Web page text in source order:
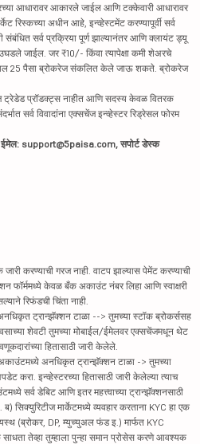
आधारावर आकारले जाईल आणि टक्केवारी आधारावर
रिस्कच्या अधीन आहे, इन्व्हेस्टमेंट करण्यापूर्वी सर्व
सर्व प्रक्रिया पूर्ण झाल्यानंतर आणि क्लायंट ड्यू
जाईल. जर ₹10/- किंवा त्यापेक्षा कमी शेअरचे
25 पैसा ब्रोकरेज संकलित केले जाऊ शकते. ब्रोकरेज
प्रॉडक्ट्स नाहीत आणि सदस्य केवळ वितरक
सर्व विवादांना एक्सचेंज इन्व्हेस्टर रिड्रेसल फोरम
ईमेल: support@5paisa.com, सपोर्ट डेस्क
करण्याची गरज नाही. वाटप झाल्यास पेमेंट करण्याची
फॉर्ममध्ये केवळ बँक अकाउंट नंबर लिहा आणि स्वाक्षरी
रिफंडची चिंता नाही.
ट्रान्झॅक्शन टाळा --> तुमच्या स्टॉक ब्रोकर्ससह
शेवटी तुमच्या मोबाईल/ईमेलवर एक्सचेंजमधून थेट
हितासाठी जारी केलेले.
अनधिकृत ट्रान्झॅक्शन टाळा -> तुमच्या
करा. इन्व्हेस्टरच्या हितासाठी जारी केलेल्या त्याच
सर्व डेबिट आणि इतर महत्त्वाच्या ट्रान्झॅक्शनसाठी
ब) सिक्युरिटीज मार्केटमध्ये व्यवहार करताना KYC हा एक
(ब्रोकर, DP, म्युच्युअल फंड इ.) मार्फत KYC
तेव्हा तुम्हाला पुन्हा समान प्रोसेस करणे आवश्यक